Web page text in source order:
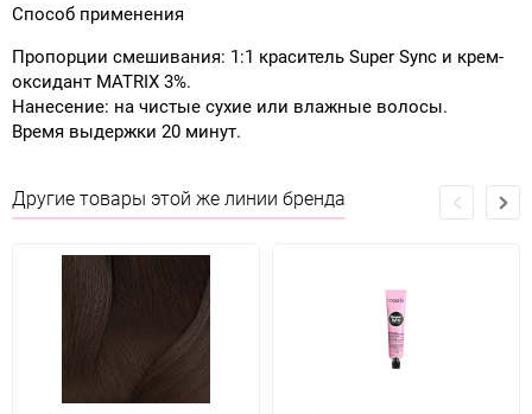
Способ применения
Пропорции смешивания: 1:1 краситель Super Sync и крем-
оксидант MATRIX 3%.
Нанесение: на чистые сухие или влажные волосы.
Время выдержки 20 минут.
Другие товары этой же линии бренда